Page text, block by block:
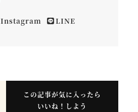
Instagram LINE
この記事が気に入ったら
いいね！しよう